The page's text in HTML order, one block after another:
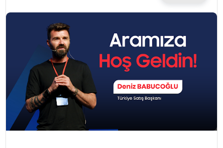
MAGAZIN
SPOR
YAŞAM